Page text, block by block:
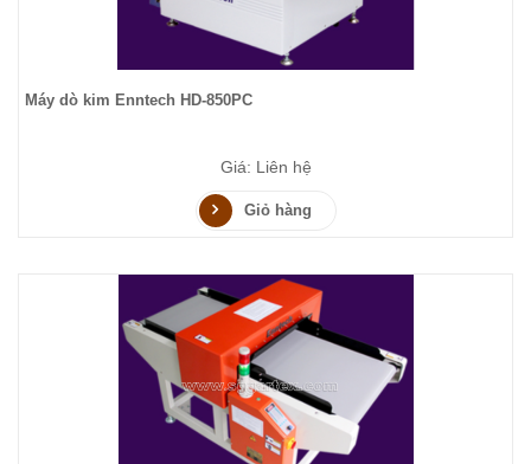
Máy dò kim Enntech HD-850PC
Giá: Liên hệ
Giỏ hàng